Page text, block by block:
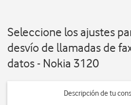
Seleccione los ajustes
desvío de llamadas de
datos - Nokia 3120
Descripción de tu